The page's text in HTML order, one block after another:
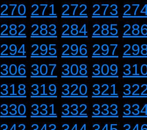
270 271 272 273
282 283 284 285
294 295 296 297
306 307 308 309
318 319 320 321
330 331 332 333